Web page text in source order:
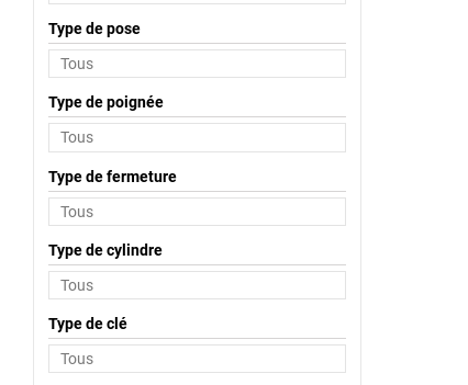
Type de pose
Type de poignée
Type de fermeture
Type de cylindre
Type de clé